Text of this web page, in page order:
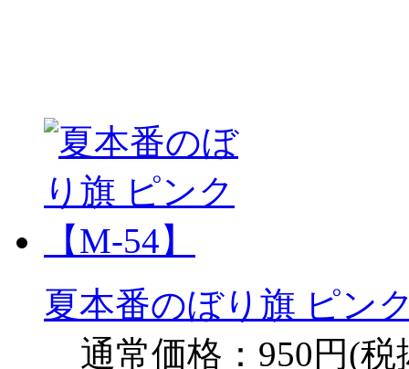
夏本番のぼり旗 ピン
通常価格：950円(税